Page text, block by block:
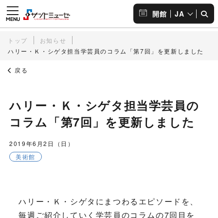
開館 JA
トップ
お知らせ
ハリー・Ｋ・シゲタ担当学芸員のコラム「第7回」を更新しました
戻る
ハリー・Ｋ・シゲタ担当学芸員の
コラム「第7回」を更新しました
2019年6月2日（日）
美術館
ハリー・Ｋ・シゲタにまつわるエピソードを、
毎週ご紹介していく学芸員のコラムの7回目を